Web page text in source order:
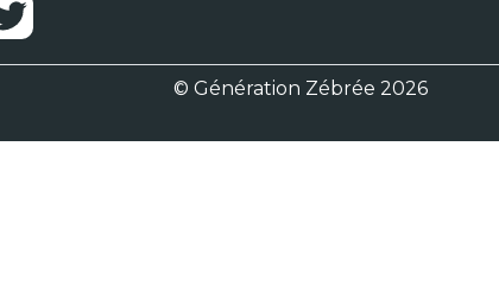
© Génération Zébrée 2026